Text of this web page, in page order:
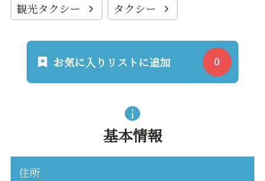
観光タクシー
タクシー
お気に入りリストに追加
基本情報
住所